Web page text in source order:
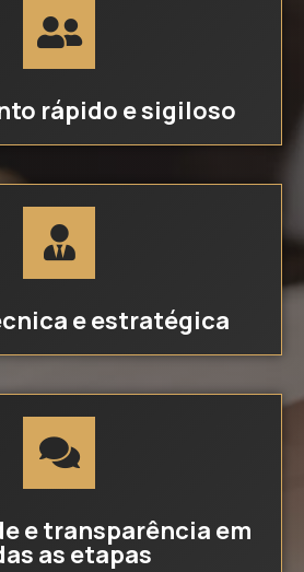
rápido e sigiloso
e estratégica
e transparência em
as etapas